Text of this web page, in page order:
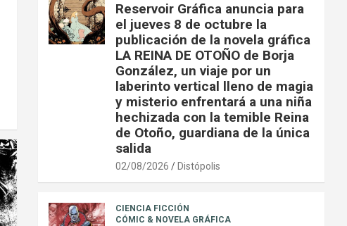
Reservoir Gráfica anuncia para
el jueves 8 de octubre la
publicación de la novela gráfica
LA REINA DE OTOÑO de Borja
González, un viaje por un
laberinto vertical lleno de magia
y misterio enfrentará a una niña
hechizada con la temible Reina
de Otoño, guardiana de la única
salida
02/08/2026 Distópolis
CIENCIA FICCIÓN
CÓMIC & NOVELA GRÁFICA